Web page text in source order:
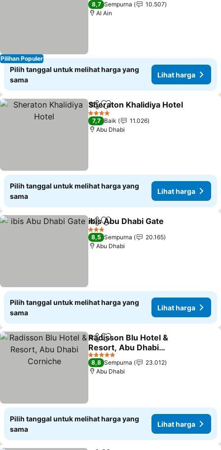
Pilihan Populer
8,7 Sempurna
10.507
Al Ain
Pilih tanggal untuk melihat harga yang
sama
Lihat harga
BagikanTambahkan ke favorit
Sheraton Khalidiya Hotel
4 Bintang
7,7 Baik
11.026
Abu Dhabi
Pilih tanggal untuk melihat harga yang
sama
Lihat harga
BagikanTambahkan ke favorit
ibis Abu Dhabi Gate
3 Bintang
8,5 Sempurna
20.165
Abu Dhabi
Pilih tanggal untuk melihat harga yang
sama
Lihat harga
BagikanTambahkan ke favorit
Radisson Blu Hotel &
Resort, Abu Dhabi
Corniche
5 Bintang
8,8 Sempurna
23.012
Abu Dhabi
Pilih tanggal untuk melihat harga yang
sama
Lihat harga